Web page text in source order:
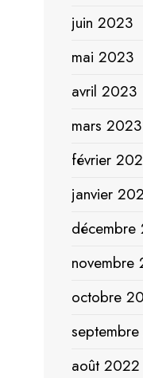
juin 2023
mai 2023
avril 2023
mars 2023
février
janvier
décembre
novembre
octobre
août 2022